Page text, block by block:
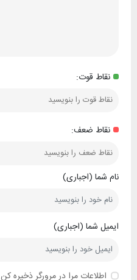
نقاط قوت:
نقاط ضعف:
نام شما (اجباری)
ایمیل شما (اجباری)
اطلاعات مرا در مرورگر ذخیره کن